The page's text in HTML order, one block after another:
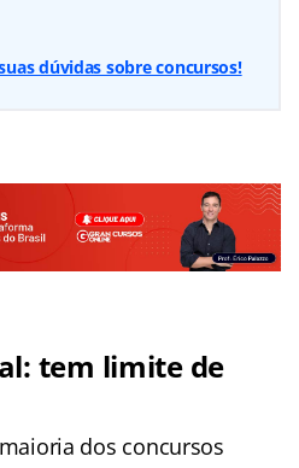
dúvidas sobre concursos!
tem limite de
dos concursos